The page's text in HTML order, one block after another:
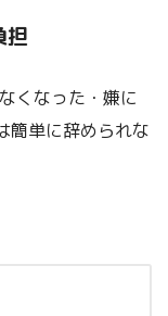
担
くなった・嫌に
簡単に辞められな